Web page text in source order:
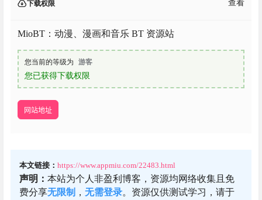
下载权限 查看
MioBT：动漫、漫画和音乐 BT 资源站
您当前的等级为 游客
您已获得下载权限
网站地址
本文链接： https://www.appmiu.com/22483.html
声明： 本站为个人非盈利博客，资源均网络收集且免
费分享无限制 ， 无需登录。资源仅供测试学习，请于